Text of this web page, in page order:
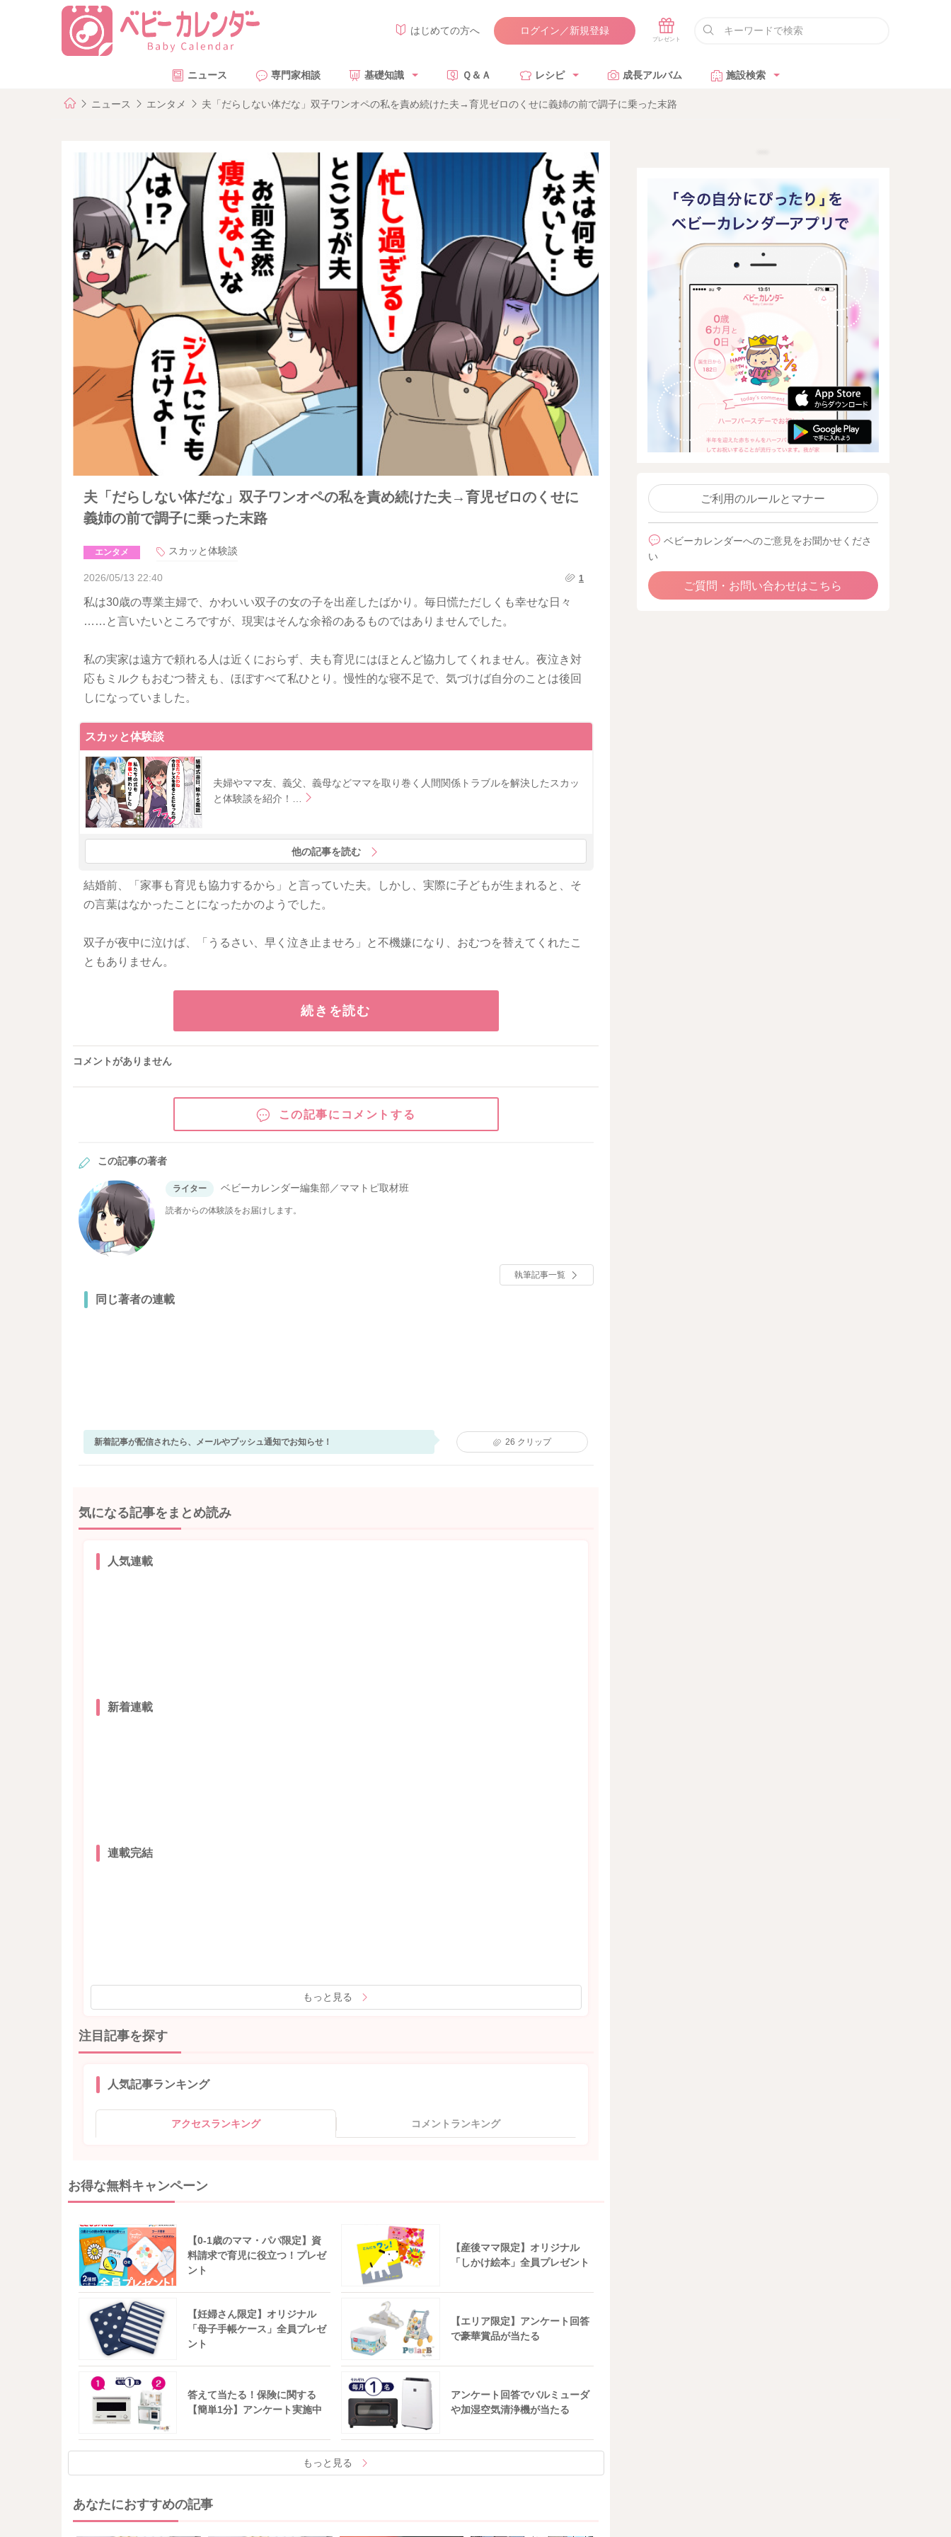
はじめての方へ ログイン／新規登録
ニュース 専門家相談 基礎知識 Ｑ＆Ａ レシピ 成長アルバム 施設検索
ニュース エンタメ 夫「だらしない体だな」双子ワンオペの私を責め続けた夫→育児ゼロのくせに義姉の前で調子に乗った末路
夫「だらしない体だな」双子ワンオペの私を責め続けた夫→育児ゼロのくせに
義姉の前で調子に乗った末路
エンタメ スカッと体験談
2026/05/13 22:40 1
私は30歳の専業主婦で、かわいい双子の女の子を出産したばかり。毎日慌ただしくも幸せな日々
……と言いたいところですが、現実はそんな余裕のあるものではありませんでした。
私の実家は遠方で頼れる人は近くにおらず、夫も育児にはほとんど協力してくれません。夜泣き対
応もミルクもおむつ替えも、ほぼすべて私ひとり。慢性的な寝不足で、気づけば自分のことは後回
しになっていました。
スカッと体験談
夫婦やママ友、義父、義母などママを取り巻く人間関係トラブルを解決したスカッ
と体験談を紹介！…
他の記事を読む
結婚前、「家事も育児も協力するから」と言っていた夫。しかし、実際に子どもが生まれると、そ
の言葉はなかったことになったかのようでした。
双子が夜中に泣けば、「うるさい、早く泣き止ませろ」と不機嫌になり、おむつを替えてくれたこ
ともありません。
続きを読む
コメントがありません
この記事にコメントする
この記事の著者
ライター ベビーカレンダー編集部／ママトピ取材班
読者からの体験談をお届けします。
執筆記事一覧
同じ著者の連載
新着記事が配信されたら、メールやプッシュ通知でお知らせ！ 26 クリップ
気になる記事をまとめ読み
人気連載
新着連載
連載完結
もっと見る
注目記事を探す
人気記事ランキング
アクセスランキング コメントランキング
お得な無料キャンペーン
【0-1歳のママ・パパ限定】資
料請求で育児に役立つ！プレゼ
ント
【産後ママ限定】オリジナル
「しかけ絵本」全員プレゼント
【妊婦さん限定】オリジナル
「母子手帳ケース」全員プレゼ
ント
【エリア限定】アンケート回答
で豪華賞品が当たる
答えて当たる！保険に関する
【簡単1分】アンケート実施中
アンケート回答でバルミューダ
や加湿空気清浄機が当たる
もっと見る
あなたにおすすめの記事
ご利用のルールとマナー
ベビーカレンダーへのご意見をお聞かせくださ
い
ご質問・お問い合わせはこちら